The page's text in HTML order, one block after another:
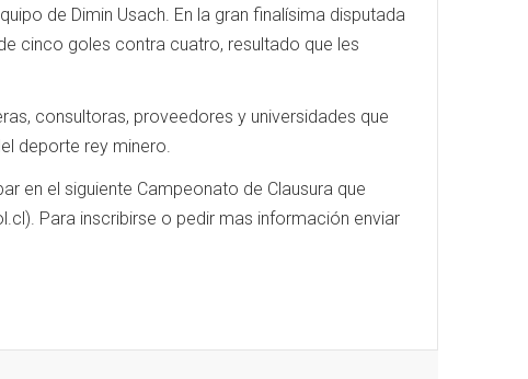
de Dimin Usach. En la gran finalísima disputada
cinco goles contra cuatro, resultado que les
consultoras, proveedores y universidades que
deporte rey minero.
en el siguiente Campeonato de Clausura que
Para inscribirse o pedir mas información enviar